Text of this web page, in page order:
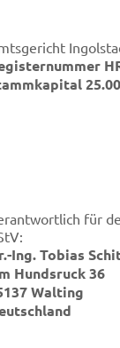
für
Ing. Tobias
Hundsruck 36
Walting